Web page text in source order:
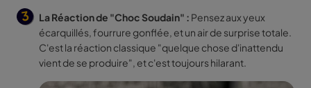
La Réaction de "Choc Soudain" : Pensez aux yeux
écarquillés, fourrure gonflée, et un air de surprise totale.
C'est la réaction classique "quelque chose d'inattendu
vient de se produire", et c'est toujours hilarant.